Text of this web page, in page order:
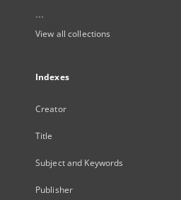
...
View all collections
Indexes
Creator
Title
Subject and Keywords
Publisher